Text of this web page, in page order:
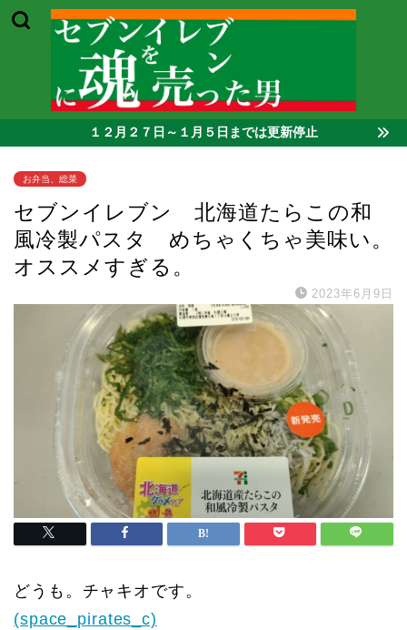
１２月２７日～１月５日までは更新停止
お弁当、総菜
セブンイレブン 北海道たらこの和
風冷製パスタ めちゃくちゃ美味い。
オススメすぎる。
2023年6月9日
どうも。チャキオです。
(space_pirates_c)